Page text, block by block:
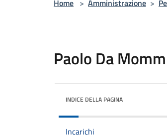
Home > Amministrazione >
Paolo Da
INDICE DELLA PAGINA
Incarichi